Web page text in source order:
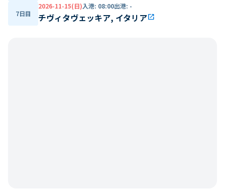
7日目
2026-11-15(日)入港: 08:00出港: -
チヴィタヴェッキア, イタリアopen_in_new